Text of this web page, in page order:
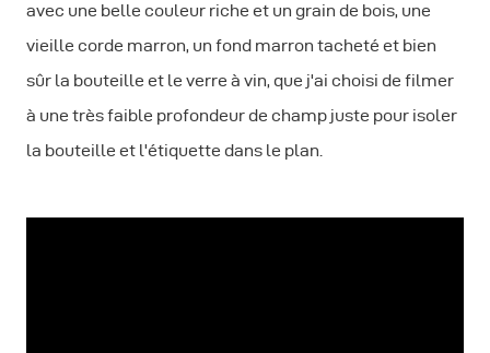
avec une belle couleur riche et un grain de bois, une
vieille corde marron, un fond marron tacheté et bien
sûr la bouteille et le verre à vin, que j'ai choisi de filmer
à une très faible profondeur de champ juste pour isoler
la bouteille et l'étiquette dans le plan.